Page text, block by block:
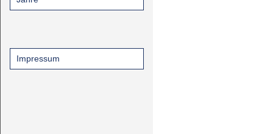
Impressum